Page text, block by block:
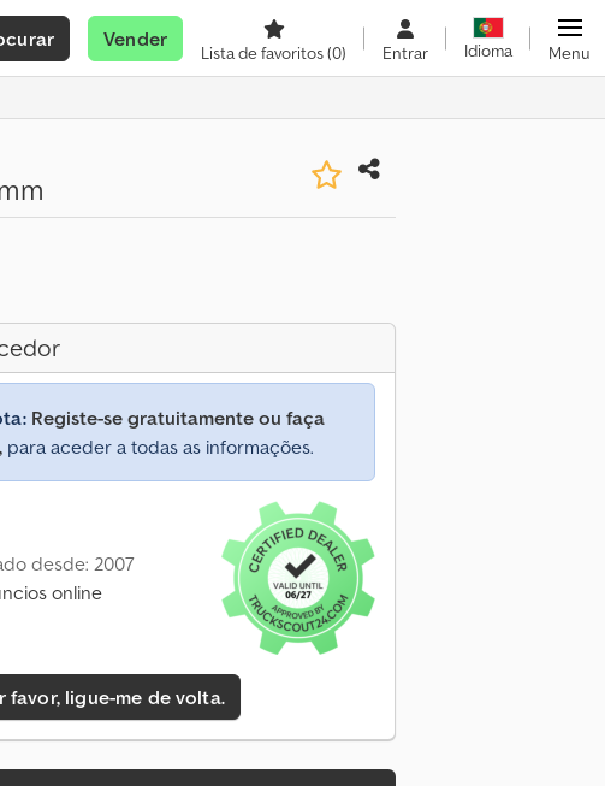
Vender
Lista de favoritos(0) Entrar Idioma Menu
Registe-se gratuitamente ou faça
para aceder a todas as informações.
desde: 2007
online
favor, ligue-me de volta.